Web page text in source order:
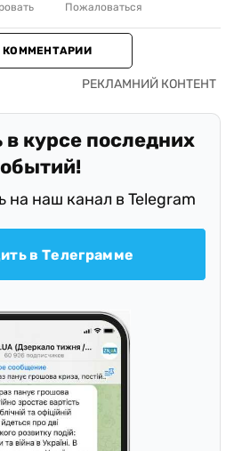
Пожаловаться
КОММЕНТАРИИ
в курсе последних
на наш канал в Telegram
в Телеграмме